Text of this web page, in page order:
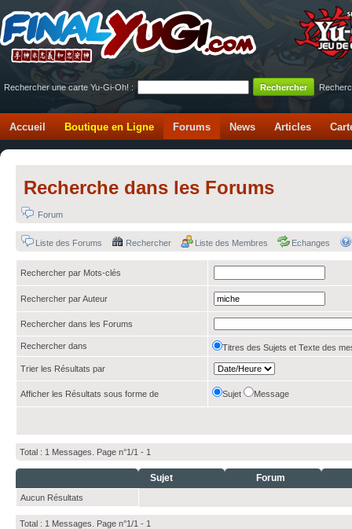
Rechercher une carte Yu-Gi-Oh! :
Accueil Boutique en Ligne Forums News Articles
Recherche dans les Forums
Forum
Liste des Forums Rechercher Liste des Membres Echanges
Rechercher par Mots-clés
Rechercher par Auteur
Rechercher dans les Forums
Rechercher dans Titres des Sujets et Texte des
Trier les Résultats par
Afficher les Résultats sous forme de Sujet Message
Total : 1 Messages. Page n°1/1 - 1
Sujet Forum
Aucun Résultats
Total : 1 Messages. Page n°1/1 - 1